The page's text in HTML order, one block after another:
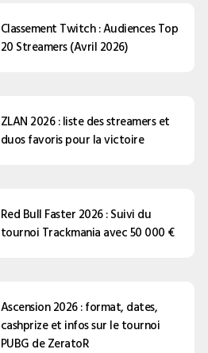
Classement Twitch : Audiences Top
20 Streamers (Avril 2026)
ZLAN 2026 : liste des streamers et
duos favoris pour la victoire
Red Bull Faster 2026 : Suivi du
tournoi Trackmania avec 50 000 €
Ascension 2026 : format, dates,
cashprize et infos sur le tournoi
PUBG de ZeratoR